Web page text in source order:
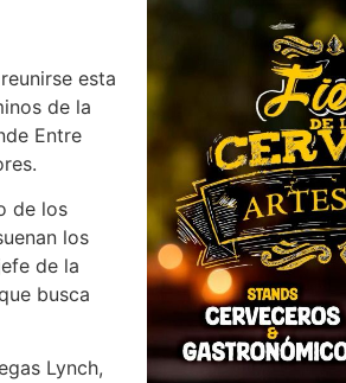
esta
de la
Entre
de los
los
de la
busca
Lynch,